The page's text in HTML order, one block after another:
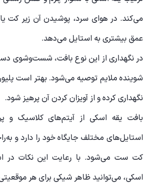
می‌کند. در هوای سرد، پوشیدن آن زیر کت یا
عمق بیشتری به استایل می‌دهد.
در نگهداری از این نوع بافت، شست‌وشوی
شوینده ملایم توصیه می‌شود. بهتر است
نگهداری کرده و از آویزان کردن آن پرهیز شود.
بافت یقه اسکی از آیتم‌های کلاسیک و
استایل‌های مختلف جایگاه خود را دارد و
کت ست می‌شود. با رعایت این نکات در
اسکی، می‌توانید ظاهر شیکی برای هر